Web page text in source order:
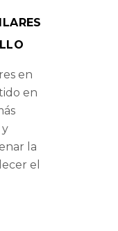
en
en
y
la
el